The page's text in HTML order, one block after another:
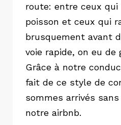
route: entre ceux
poisson et ceux qui
brusquement avant
voie rapide, on eu de
Grâce à notre
fait de ce style de
sommes arrivés
notre airbnb.